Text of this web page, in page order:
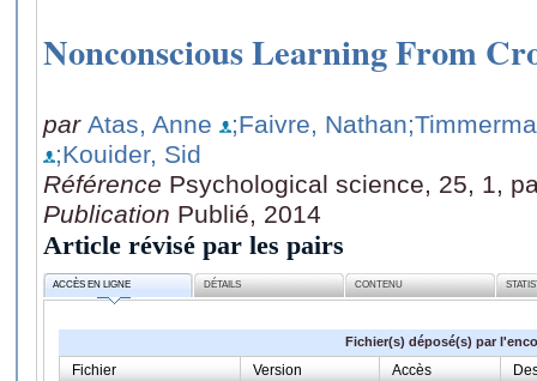
Nonconscious Learning From
par Atas, Anne ;Faivre, Nathan
;Kouider, Sid
Référence Psychological science, 25, 1,
Publication Publié, 2014
Article révisé par les pairs
ACCÈS EN LIGNE DÉTAILS CONTENU
Fichier(s) déposé(s) par
Fichier Version Accès